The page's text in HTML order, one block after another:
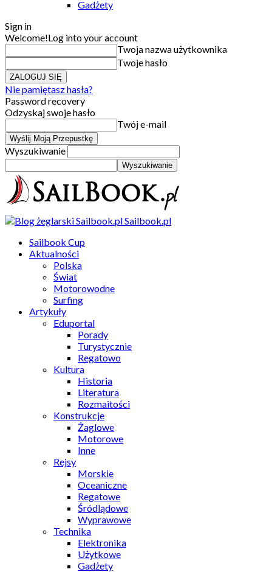
Gadżety
Sign in
Welcome!Log into your account
Twoja nazwa użytkownika
Twoje hasło
Nie pamiętasz hasła?
Password recovery
Odzyskaj swoje hasło
Twój e-mail
Wyszukiwanie
Sailbook.pl
Sailbook Cup
Aktualności
Polska
Świat
Motorowodne
Surfing
Artykuły
Eduportal
Porady
Turystycznie
Regatowo
Kultura
Historia
Literatura
Rozmaitości
Konstrukcje
Żaglowe
Motorowe
Inne
Rejsy
Morskie
Oceaniczne
Regatowe
Śródlądowe
Wyprawowe
Technika
Elektronika
Użytkowe
Gadżety